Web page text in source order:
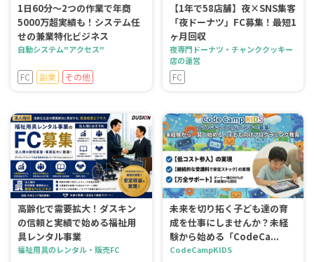
1日60分～2つの作業で年商
5000万超実績も！システム任
せの兼業特化ビジネス
自動システム"アクセス"
FC 副業 その他
【1年で58店舗】夜×SNS集客
「夜ドーナツ」FC募集！最短1
ヶ月回収
夜専門ドーナツ・チャンククッキー
店の運営
FC
高齢化で需要拡大！ダスキン
の信頼と実績で始める福祉用
具レンタル事業
福祉用具のレンタル・販売FC
未来を切り拓く子ども達の育
成を仕事にしませんか？未経
験から始める「CodeCa...
CodeCampKIDS